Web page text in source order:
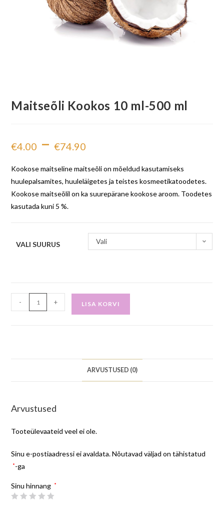
Maitseõli Kookos 10 ml-500 ml
€4.00 – €74.90
Kookose maitseline maitseõli on mõeldud kasutamiseks
huulepalsamites, huuleläigetes ja teistes kosmeetikatoodetes.
Kookose maitseõlil on ka suurepärane kookose aroom. Toodetes
kasutada kuni 5 %.
VALI SUURUS Vali
- + LISA KORVI
ARVUSTUSED (0)
Arvustused
Tooteülevaateid veel ei ole.
Sinu e-postiaadressi ei avaldata. Nõutavad väljad on tähistatud
*-ga
Sinu hinnang *